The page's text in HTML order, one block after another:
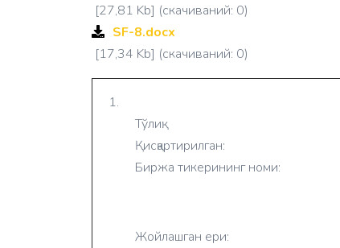
[27,81 Kb] (cкачиваний: 0)
SF-8.docx
[17,34 Kb] (cкачиваний: 0)
1.
Тўлиқ:
Қисқартирилган:
Биржа тикерининг номи:
Жойлашган ери: